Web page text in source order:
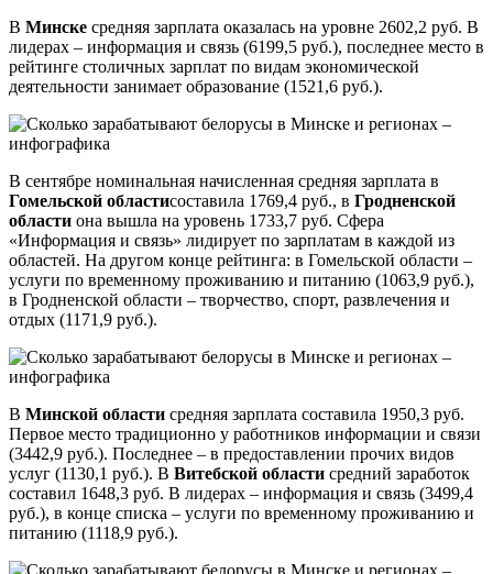
В Минске средняя зарплата оказалась на уровне 2602,2 руб. В
лидерах – информация и связь (6199,5 руб.), последнее место в
рейтинге столичных зарплат по видам экономической
деятельности занимает образование (1521,6 руб.).
В сентябре номинальная начисленная средняя зарплата в
Гомельской областисоставила 1769,4 руб., в Гродненской
области она вышла на уровень 1733,7 руб. Сфера
«Информация и связь» лидирует по зарплатам в каждой из
областей. На другом конце рейтинга: в Гомельской области –
услуги по временному проживанию и питанию (1063,9 руб.),
в Гродненской области – творчество, спорт, развлечения и
отдых (1171,9 руб.).
В Минской области средняя зарплата составила 1950,3 руб.
Первое место традиционно у работников информации и связи
(3442,9 руб.). Последнее – в предоставлении прочих видов
услуг (1130,1 руб.). В Витебской области средний заработок
составил 1648,3 руб. В лидерах – информация и связь (3499,4
руб.), в конце списка – услуги по временному проживанию и
питанию (1118,9 руб.).